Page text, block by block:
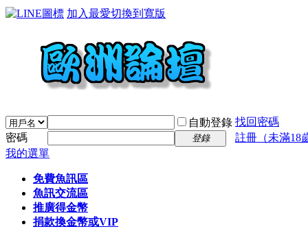
加入最愛切換到寬版
自動登錄 找回密碼
密碼
登錄
註冊（未滿18
我的選單
免費魚訊區
魚訊交流區
推廣得金幣
捐款換金幣或VIP